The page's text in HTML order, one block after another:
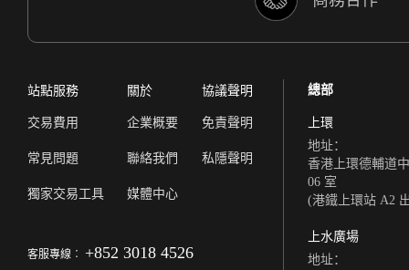
站點服務
交易費用
常見問題
獨家交易工具
關於
企業概要
聯絡我們
媒體中心
協議聲明
免責聲明
私隱聲明
客服專線︰ +852 3018 4526
總部
上環
地址：
香港上環德輔道
06 室
(港鐵上環站 A2
上水廣場
地址：